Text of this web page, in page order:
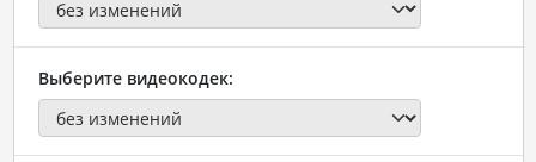
Выберите видеокодек: